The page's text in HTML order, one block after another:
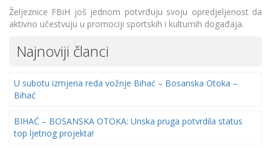
Željeznice FBiH još jednom potvrđuju svoju opredjeljenost da
aktivno učestvuju u promociji sportskih i kulturnih događaja.
Najnoviji članci
U subotu izmjena reda vožnje Bihać – Bosanska Otoka –
Bihać
BIHAĆ – BOSANSKA OTOKA: Unska pruga potvrdila status
top ljetnog projekta!